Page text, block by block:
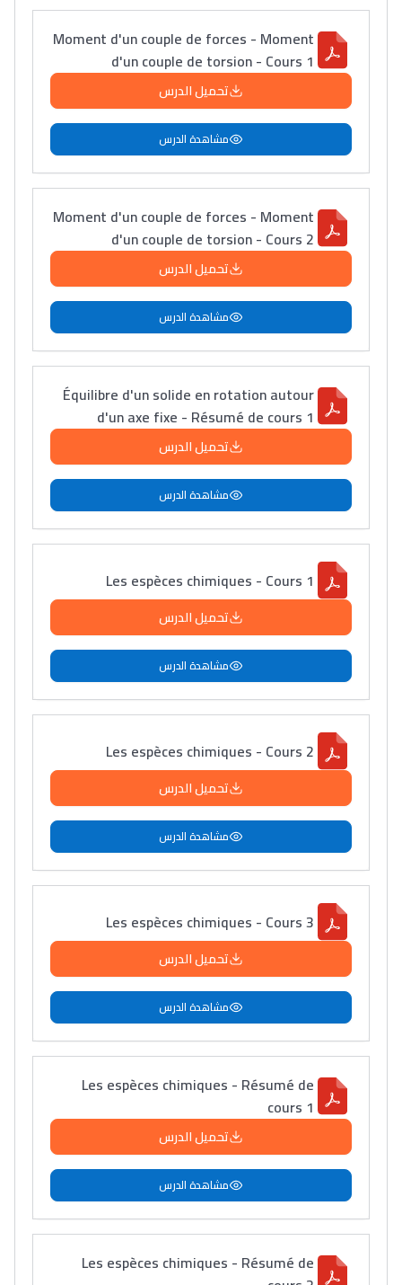
Moment d'un couple de forces - Moment
d'un couple de torsion - Cours 1
تحميل الدرس
مشاهدة الدرس
Moment d'un couple de forces - Moment
d'un couple de torsion - Cours 2
تحميل الدرس
مشاهدة الدرس
Équilibre d'un solide en rotation autour
d'un axe fixe - Résumé de cours 1
تحميل الدرس
مشاهدة الدرس
Les espèces chimiques - Cours 1
تحميل الدرس
مشاهدة الدرس
Les espèces chimiques - Cours 2
تحميل الدرس
مشاهدة الدرس
Les espèces chimiques - Cours 3
تحميل الدرس
مشاهدة الدرس
Les espèces chimiques - Résumé de
cours 1
تحميل الدرس
مشاهدة الدرس
Les espèces chimiques - Résumé de